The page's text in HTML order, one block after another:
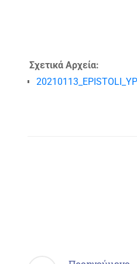
Σχετικά Αρχεία: